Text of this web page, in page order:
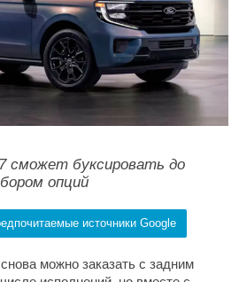
сможет буксировать до
опций
источники Google
снова можно заказать с задним